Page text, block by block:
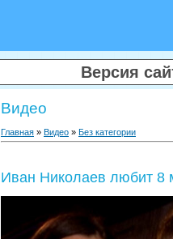
Версия
Видео
Главная » Видео » Без категории
Иван Николаев любит 8